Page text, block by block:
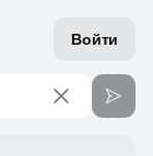
Войти